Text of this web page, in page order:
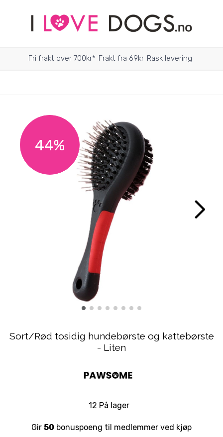
Fri frakt over 700kr* Frakt fra 69kr Rask levering
44%
Sort/Rød tosidig hundebørste og kattebørste
- Liten
12 På lager
Gir 50 bonuspoeng til medlemmer ved kjøp